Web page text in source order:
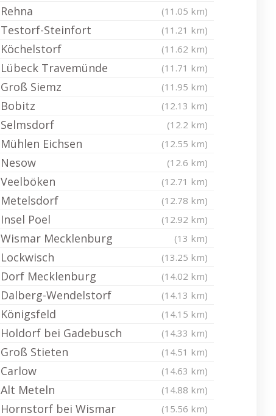
Rehna (11.05 km)
Testorf-Steinfort (11.21 km)
Köchelstorf (11.62 km)
Lübeck Travemünde (11.71 km)
Groß Siemz (11.95 km)
Bobitz (12.13 km)
Selmsdorf (12.2 km)
Mühlen Eichsen (12.55 km)
Nesow (12.6 km)
Veelböken (12.71 km)
Metelsdorf (12.78 km)
Insel Poel (12.92 km)
Wismar Mecklenburg (13 km)
Lockwisch (13.25 km)
Dorf Mecklenburg (14.02 km)
Dalberg-Wendelstorf (14.13 km)
Königsfeld (14.15 km)
Holdorf bei Gadebusch (14.33 km)
Groß Stieten (14.51 km)
Carlow (14.63 km)
Alt Meteln (14.88 km)
Hornstorf bei Wismar (15.56 km)